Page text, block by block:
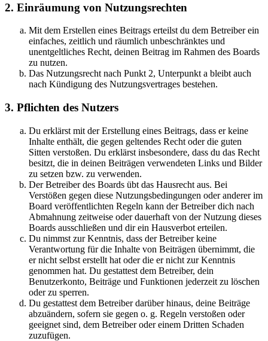
2. Einräumung von Nutzungsrechten
Mit dem Erstellen eines Beitrags erteilst du dem Betreiber ein
einfaches, zeitlich und räumlich unbeschränktes und
unentgeltliches Recht, deinen Beitrag im Rahmen des Boards
zu nutzen.
Das Nutzungsrecht nach Punkt 2, Unterpunkt a bleibt auch
nach Kündigung des Nutzungsvertrages bestehen.
3. Pflichten des Nutzers
Du erklärst mit der Erstellung eines Beitrags, dass er keine
Inhalte enthält, die gegen geltendes Recht oder die guten
Sitten verstoßen. Du erklärst insbesondere, dass du das Recht
besitzt, die in deinen Beiträgen verwendeten Links und Bilder
zu setzen bzw. zu verwenden.
Der Betreiber des Boards übt das Hausrecht aus. Bei
Verstößen gegen diese Nutzungsbedingungen oder anderer im
Board veröffentlichten Regeln kann der Betreiber dich nach
Abmahnung zeitweise oder dauerhaft von der Nutzung dieses
Boards ausschließen und dir ein Hausverbot erteilen.
Du nimmst zur Kenntnis, dass der Betreiber keine
Verantwortung für die Inhalte von Beiträgen übernimmt, die
er nicht selbst erstellt hat oder die er nicht zur Kenntnis
genommen hat. Du gestattest dem Betreiber, dein
Benutzerkonto, Beiträge und Funktionen jederzeit zu löschen
oder zu sperren.
Du gestattest dem Betreiber darüber hinaus, deine Beiträge
abzuändern, sofern sie gegen o. g. Regeln verstoßen oder
geeignet sind, dem Betreiber oder einem Dritten Schaden
zuzufügen.